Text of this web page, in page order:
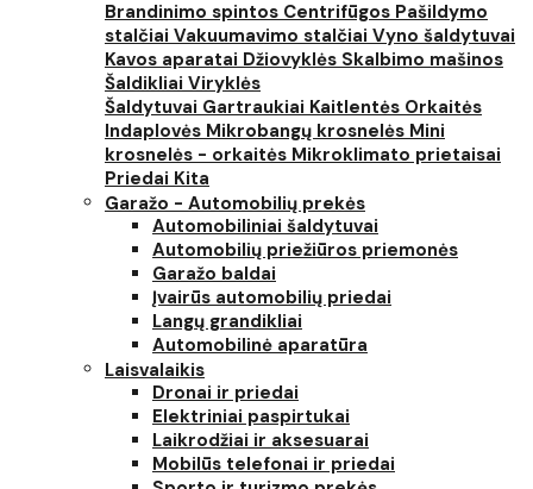
Brandinimo spintos Centrifūgos Pašildymo
stalčiai Vakuumavimo stalčiai Vyno šaldytuvai
Kavos aparatai Džiovyklės Skalbimo mašinos
Šaldikliai Viryklės
Šaldytuvai Gartraukiai Kaitlentės Orkaitės
Indaplovės Mikrobangų krosnelės Mini
krosnelės - orkaitės Mikroklimato prietaisai
Priedai Kita
Garažo - Automobilių prekės
Automobiliniai šaldytuvai
Automobilių priežiūros priemonės
Garažo baldai
Įvairūs automobilių priedai
Langų grandikliai
Automobilinė aparatūra
Laisvalaikis
Dronai ir priedai
Elektriniai paspirtukai
Laikrodžiai ir aksesuarai
Mobilūs telefonai ir priedai